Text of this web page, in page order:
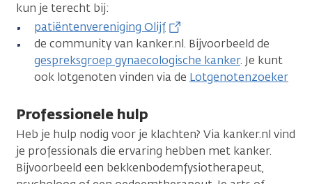
kun je terecht bij:
patiëntenvereniging Olijf
de community van kanker.nl. Bijvoorbeeld de
gespreksgroep gynaecologische kanker. Je kunt
ook lotgenoten vinden via de Lotgenotenzoeker
Professionele hulp
Heb je hulp nodig voor je klachten? Via kanker.nl vind
je professionals die ervaring hebben met kanker.
Bijvoorbeeld een bekkenbodemfysiotherapeut,